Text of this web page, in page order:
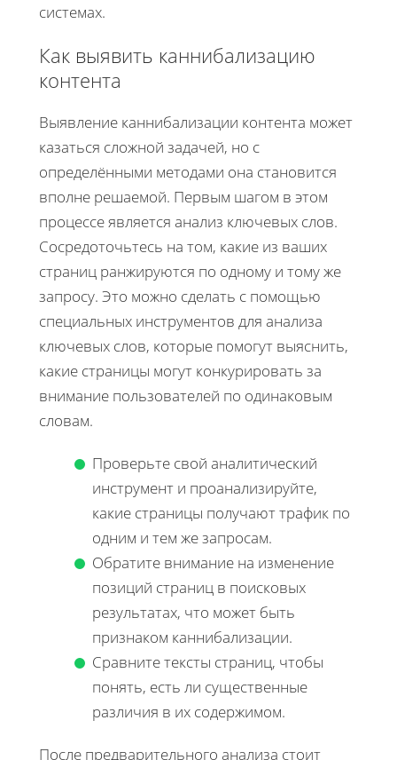
системах.
Как выявить каннибализацию
контента
Выявление каннибализации контента может
казаться сложной задачей, но с
определёнными методами она становится
вполне решаемой. Первым шагом в этом
процессе является анализ ключевых слов.
Сосредоточьтесь на том, какие из ваших
страниц ранжируются по одному и тому же
запросу. Это можно сделать с помощью
специальных инструментов для анализа
ключевых слов, которые помогут выяснить,
какие страницы могут конкурировать за
внимание пользователей по одинаковым
словам.
Проверьте свой аналитический
инструмент и проанализируйте,
какие страницы получают трафик по
одним и тем же запросам.
Обратите внимание на изменение
позиций страниц в поисковых
результатах, что может быть
признаком каннибализации.
Сравните тексты страниц, чтобы
понять, есть ли существенные
различия в их содержимом.
После предварительного анализа стоит